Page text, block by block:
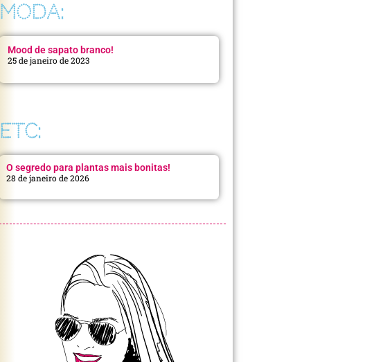
MODA:
Mood de sapato branco!
25 de janeiro de 2023
ETC:
O segredo para plantas mais bonitas!
28 de janeiro de 2026